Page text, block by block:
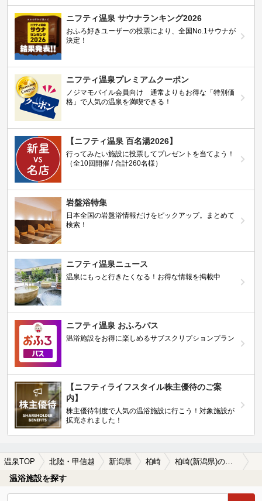
ニフティ温泉 サウナランキング2026
おふろ好きユーザーの投票により、全国No.1サウナが
決定！
ニフティ温泉プレミアムクーポン
ノジマモバイル会員向け 通常よりもお得な「特別価
格」で人気の温泉を満喫できる！
【ニフティ温泉 百名湯2026】
行ってみたい施設に投票してプレゼントを当てよう！
（全10回開催 / 合計260名様）
岩盤浴特集
日本全国の岩盤浴情報だけをピックアップ。まとめて
検索！
ニフティ温泉ニュース
温泉にもっと行きたくなる！お得な情報を掲載中
ニフティ温泉 おふろパス
温浴施設をお得に楽しめるサブスクリプションプラン
【ニフティライフスタイル株主優待のご案
内】
株主優待制度で人気の温浴施設に行こう！対象施設が
拡充されました！
温泉TOP 北陸・甲信越 新潟県 柏崎
温浴施設を探す